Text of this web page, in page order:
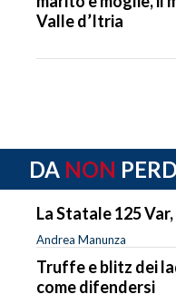
Valle d’Itria
DA NON
La Statale 125
Andrea Manunza
Truffe e blitz dei
come difendersi